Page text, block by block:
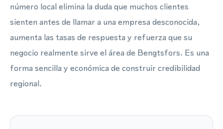
número local elimina la duda que muchos clientes
sienten antes de llamar a una empresa desconocida,
aumenta las tasas de respuesta y refuerza que su
negocio realmente sirve el área de Bengtsfors. Es una
forma sencilla y económica de construir credibilidad
regional.